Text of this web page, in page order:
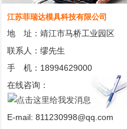
江苏菲瑞达模具科技有限公司
地 址：靖江市马桥工业园区
联系人：缪先生
手 机：18994629000
在线咨询：
E-mail: 811230998@qq.com